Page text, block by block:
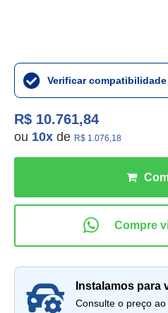
Verificar compatibilidade
R$ 10.761,84
ou 10x de R$ 1.076,18
instalamos para
Consulte o preço